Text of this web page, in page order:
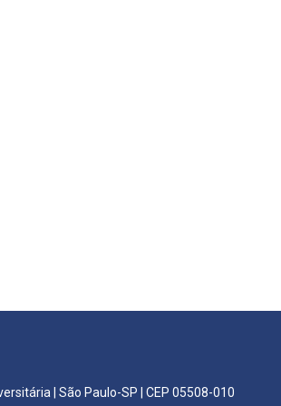
| São Paulo-SP | CEP 05508-010